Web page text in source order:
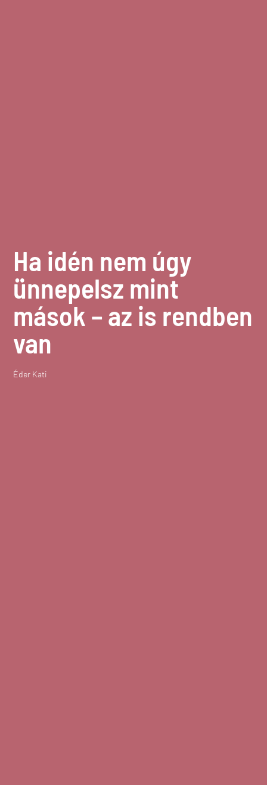
Ha idén nem úgy
ünnepelsz mint
mások – az is rendben
van
Éder Kati